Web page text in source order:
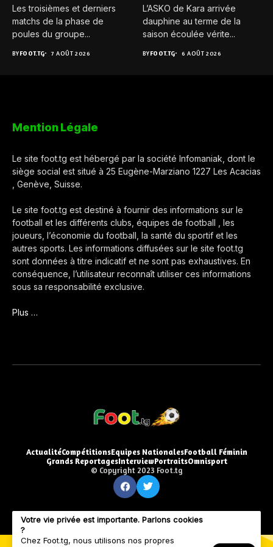
Les troisièmes et derniers
matchs de la phase de
poules du groupe...
BYFOOT.TG 7 AOÛT 2026
L’ASKO de Kara arrivée
dauphine au terme de la
saison écoulée vérite...
BYFOOT.TG 6 AOÛT 2026
Mention Légale
Le site foot.tg est hébergé par la société Infomaniak, dont le
siège social est situé à 25 Eugène-Marziano 1227 Les Acacias
, Genève, Suisse.
Le site foot.tg est destiné à fournir des informations sur le
football et les différents clubs, équipes de football , les
joueurs, l’économie du football, la santé du sportif et les
autres sports. Les informations diffusées sur le site foot.tg
sont données à titre indicatif et ne sont pas exhaustives. En
conséquence, l’utilisateur reconnaît utiliser ces informations
sous sa responsabilité exclusive.
Plus …
ActualitéCompétitionsEquipes NationalesFootball Féminin
Grands ReportagesInterviewPortraitsOmnisport
© Copyright 2023 Foot.tg
Votre vie privée est importante. Parlons cookies
?
Chez Foot.tg, nous utilisons nos propres